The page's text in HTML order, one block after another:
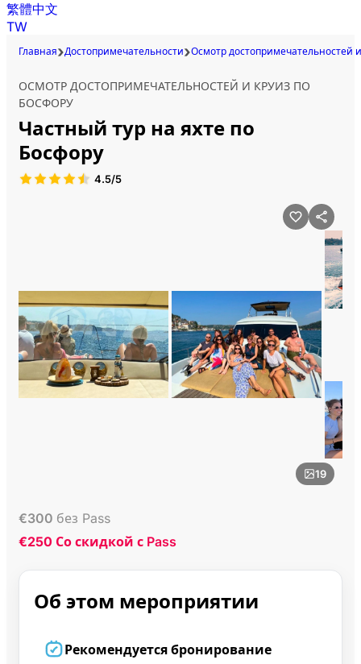
繁體中文
TW
Главная Достопримечательности Осмотр достопримечательностей
19
ОСМОТР ДОСТОПРИМЕЧАТЕЛЬНОСТЕЙ И КРУИЗ ПО
БОСФОРУ
Частный тур на яхте по
Босфору
4.5/5
€300 без Pass
€250 Со скидкой с Pass
Об этом мероприятии
Рекомендуется бронирование